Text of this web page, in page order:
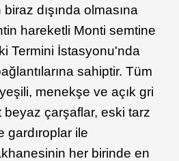
dışında olmasına
hareketli Monti semtine
Termini İstasyonu'nda
sahiptir. Tüm
menekşe ve açık gri
beyaz çarşaflar, eski tarz
gardıroplar ile
her birinde en